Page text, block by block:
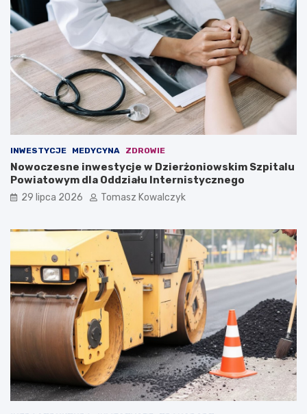
INWESTYCJE MEDYCYNA ZDROWIE
Nowoczesne inwestycje w Dzierżoniowskim Szpitalu
Powiatowym dla Oddziału Internistycznego
29 lipca 2026 Tomasz Kowalczyk